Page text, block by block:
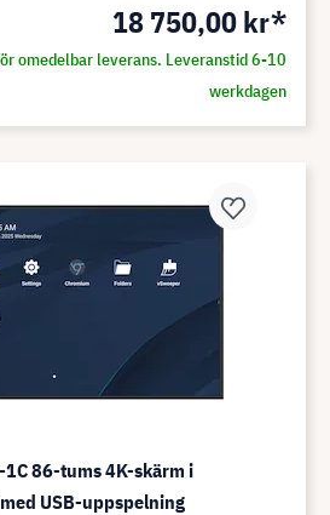
18 750,00 kr*
omedelbar leverans. Leveranstid 6-10
werkdagen
86-tums 4K-skärm i
USB-uppspelning